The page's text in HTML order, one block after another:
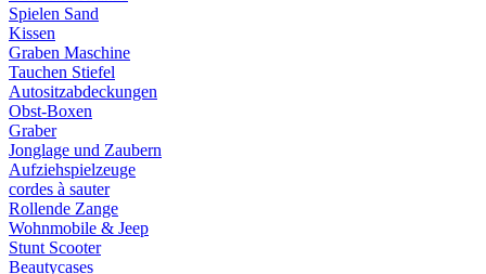
Spielen Sand
Kissen
Graben Maschine
Tauchen Stiefel
Autositzabdeckungen
Obst-Boxen
Graber
Jonglage und Zaubern
Aufziehspielzeuge
cordes à sauter
Rollende Zange
Wohnmobile & Jeep
Stunt Scooter
Beautycases